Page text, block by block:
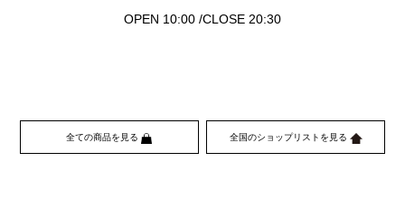
OPEN 10:00 /CLOSE 20:30
全ての商品を見る 全国のショップリストを見る